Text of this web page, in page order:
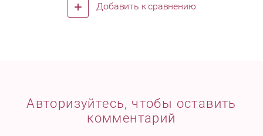
Добавить к сравнению
Авторизуйтесь, чтобы оставить
комментарий